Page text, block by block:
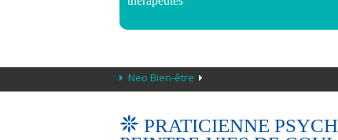
Neo Bien-être
PRATICIENNE